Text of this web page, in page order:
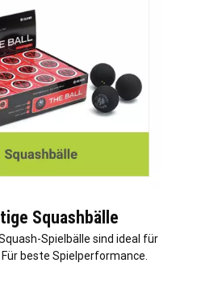
Squashbälle
Spielbälle sind ideal für
beste Spielperformance.